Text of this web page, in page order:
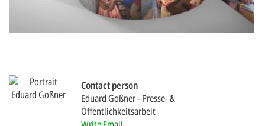
Contact person
Eduard Goßner Presse- &
Öffentlichkeitsarbeit
accept
cookies